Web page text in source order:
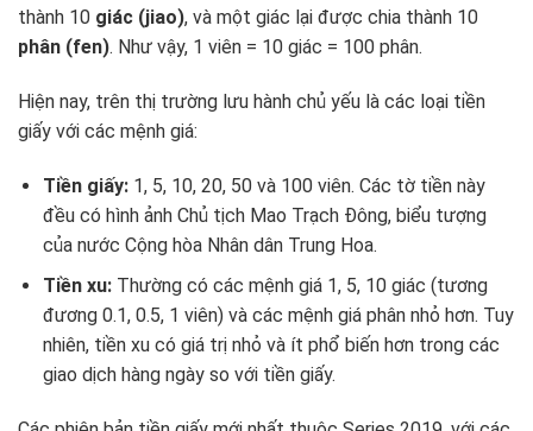
thành 10 giác (jiao), và một giác lại được chia thành 10
phân (fen). Như vậy, 1 viên = 10 giác = 100 phân.
Hiện nay, trên thị trường lưu hành chủ yếu là các loại tiền
giấy với các mệnh giá:
Tiền giấy:1, 5, 10, 20, 50 và 100 viên. Các tờ tiền này
đều có hình ảnh Chủ tịch Mao Trạch Đông, biểu tượng
của nước Cộng hòa Nhân dân Trung Hoa.
Tiền xu:Thường có các mệnh giá 1, 5, 10 giác (tương
đương 0.1, 0.5, 1 viên) và các mệnh giá phân nhỏ hơn. Tuy
nhiên, tiền xu có giá trị nhỏ và ít phổ biến hơn trong các
giao dịch hàng ngày so với tiền giấy.